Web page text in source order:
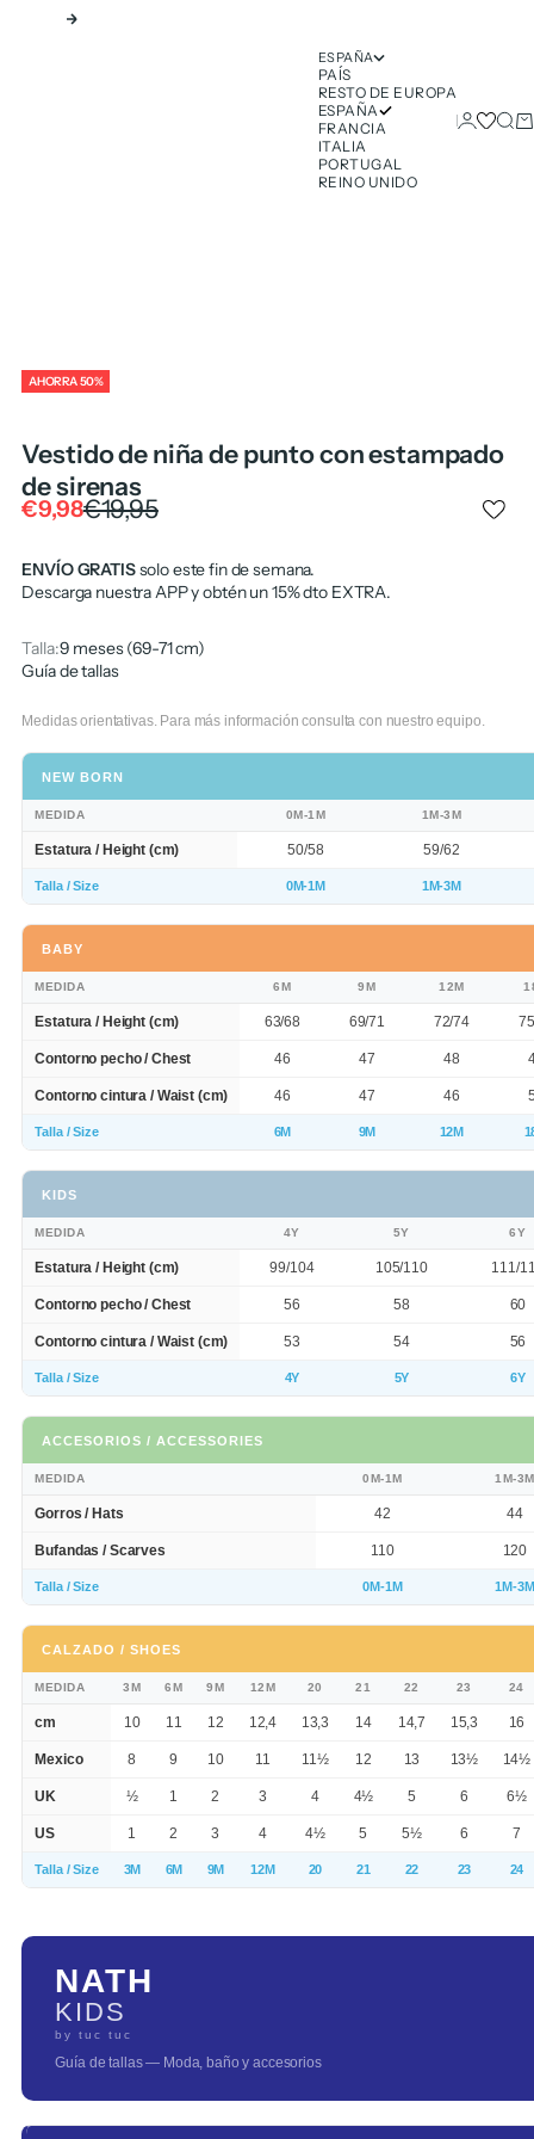
Siguiente
ESPAÑA
PAÍS
RESTO DE EUROPA
ESPAÑA
FRANCIA
ITALIA
PORTUGAL
REINO UNIDO
Iniciar
AHORRA 50%
Vestido de niña de punto con estampado
de sirenas
Precio de oferta
€9,98Precio normal
€19,95
ENVÍO GRATISsolo este fin de semana.
Descarga nuestra APP y obtén un 15% dto EXTRA.
Talla:9 meses (69-71 cm)
Guía de tallas
Medidas orientativas. Para más información consulta con nuestro equipo.
NEW BORN
MEDIDA 0M-1M 1M-3M
Estatura / Height (cm) 50/58 59/62
Talla / Size 0M-1M 1M-3M
BABY
MEDIDA 6M 9M 12M
Estatura / Height (cm) 63/68 69/71 72/74
Contorno pecho / Chest 46 47 48
Contorno cintura / Waist (cm) 46 47 46
Talla / Size 6M 9M 12M
KIDS
MEDIDA 4Y 5Y 6Y
Estatura / Height (cm) 99/104 105/110 111/
Contorno pecho / Chest 56 58 60
Contorno cintura / Waist (cm) 53 54 56
Talla / Size 4Y 5Y 6Y
ACCESORIOS / ACCESSORIES
MEDIDA 0M-1M 1M-3M
Gorros / Hats 42 44
Bufandas / Scarves 110 120
Talla / Size 0M-1M 1M-3M
CALZADO / SHOES
MEDIDA 3M 6M 9M 12M 20 21 22 23 24
cm 10 11 12 12,4 13,3 14 14,7 15,3 16
Mexico 8 9 10 11 11½ 12 13 13½ 14½
UK ½ 1 2 3 4 4½ 5 6 6½
US 1 2 3 4 4½ 5 5½ 6 7
Talla / Size 3M 6M 9M 12M 20 21 22 23 24
NATH
KIDS
by tuc tuc
Guía de tallas — Moda, baño y accesorios